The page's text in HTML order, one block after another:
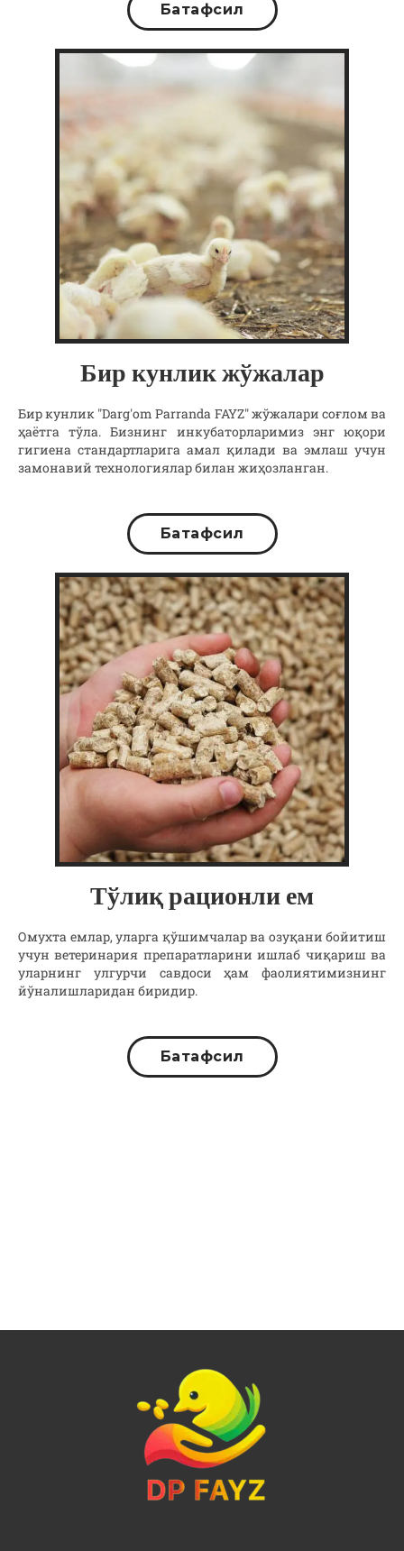
Батафсил
Бир кунлик жўжалар
Бир кунлик "Darg'om Parranda FAYZ" жўжалари соғлом ва
ҳаётга тўла. Бизнинг инкубаторларимиз энг юқори
гигиена стандартларига амал қилади ва эмлаш учун
замонавий технологиялар билан жиҳозланган.
Батафсил
Тўлиқ рационли ем
Омухта емлар, уларга қўшимчалар ва озуқани бойитиш
учун ветеринария препаратларини ишлаб чиқариш ва
уларнинг улгурчи савдоси ҳам фаолиятимизнинг
йўналишларидан биридир.
Батафсил